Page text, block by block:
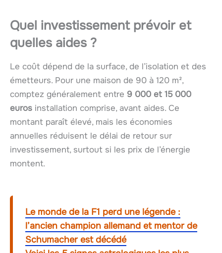
Quel investissement prévoir et
quelles aides ?
Le coût dépend de la surface, de l’isolation et des
émetteurs. Pour une maison de 90 à 120 m²,
comptez généralement entre 9 000 et 15 000
euros installation comprise, avant aides. Ce
montant paraît élevé, mais les économies
annuelles réduisent le délai de retour sur
investissement, surtout si les prix de l’énergie
montent.
Le monde de la F1 perd une légende :
l’ancien champion allemand et mentor de
Schumacher est décédé